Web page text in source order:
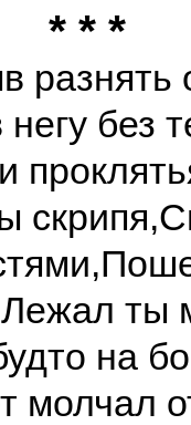
* * *
разнять
без
скрипя,
Лежал ты
на
молчал